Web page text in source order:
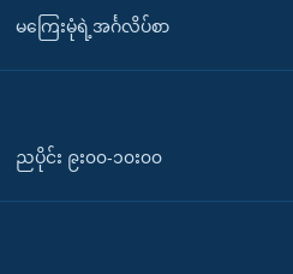
မကြေးမုံရဲ့အင်္ဂလိပ်စာ
ညပိုင်း ၉း၀၀-၁၀း၀၀